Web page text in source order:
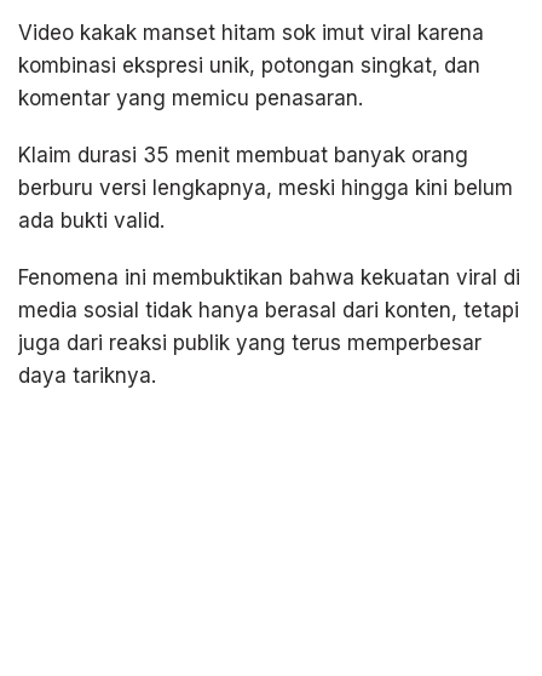
Video kakak manset hitam sok imut viral karena
kombinasi ekspresi unik, potongan singkat, dan
komentar yang memicu penasaran.
Klaim durasi 35 menit membuat banyak orang
berburu versi lengkapnya, meski hingga kini belum
ada bukti valid.
Fenomena ini membuktikan bahwa kekuatan viral di
media sosial tidak hanya berasal dari konten, tetapi
juga dari reaksi publik yang terus memperbesar
daya tariknya.